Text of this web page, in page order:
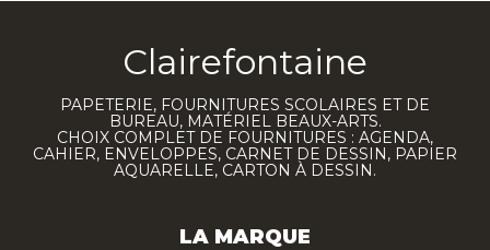
Clairefontaine
PAPETERIE, FOURNITURES SCOLAIRES ET DE
BUREAU, MATÉRIEL BEAUX-ARTS.
CHOIX COMPLET DE FOURNITURES : AGENDA,
CAHIER, ENVELOPPES, CARNET DE DESSIN, PAPIER
AQUARELLE, CARTON À DESSIN.
LA MARQUE